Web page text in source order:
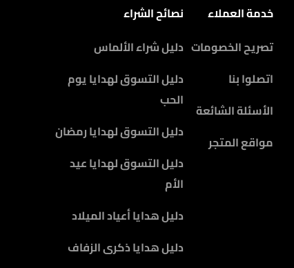
خدمة العملاء
تصريح الخصومات
اتصلوا بنا
الأسئلة الشائعة
مواقع المتجر
نصائح الشراء
دليل شراء الألماس
دليل التسوق لهدايا يوم
الحب
دليل التسوق لهدايا رمضان
دليل التسوق لهدايا عيد
الأم
دليل هدايا أعياد الميلاد
دليل هدايا ذكرى الزفاف